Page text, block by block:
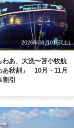
2026年08月01日(土)
わあ、大洗〜苫小牧航
あ秋割」 10月・11月
引